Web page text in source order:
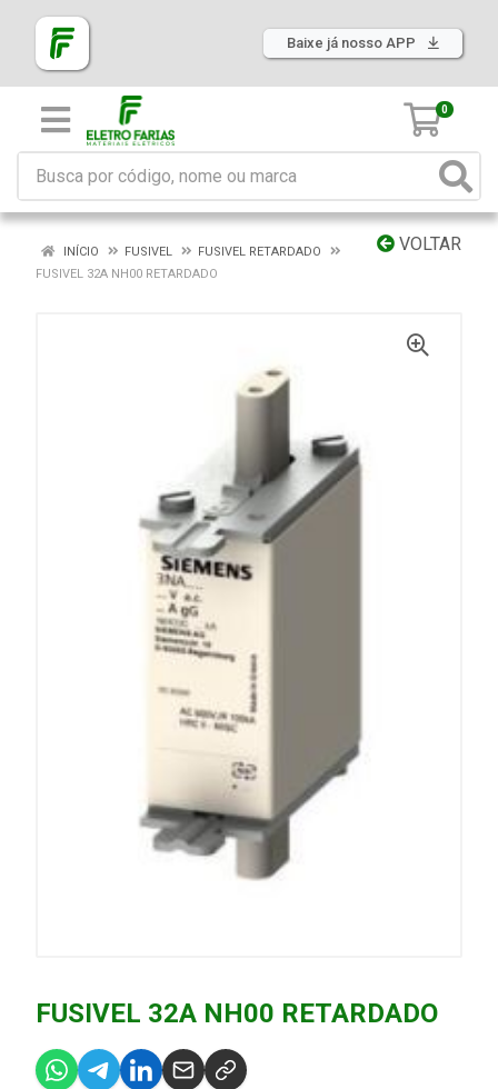
Baixe já nosso APP
0
VOLTAR
INÍCIO FUSIVEL
FUSIVEL RETARDADO
FUSIVEL 32A NH00 RETARDADO
FUSIVEL 32A NH00 RETARDADO